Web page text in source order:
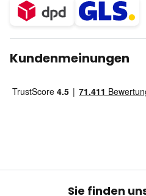
Kundenmeinungen
Sie finden